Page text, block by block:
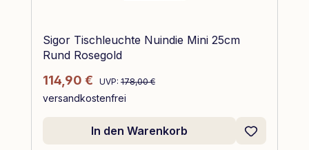
Sigor Tischleuchte Nuindie Mini 25cm
Rund Rosegold
Verkaufspreis:
114,90 € Regulärer Preis:
UVP: 178,00 €
versandkostenfrei
In den Warenkorb